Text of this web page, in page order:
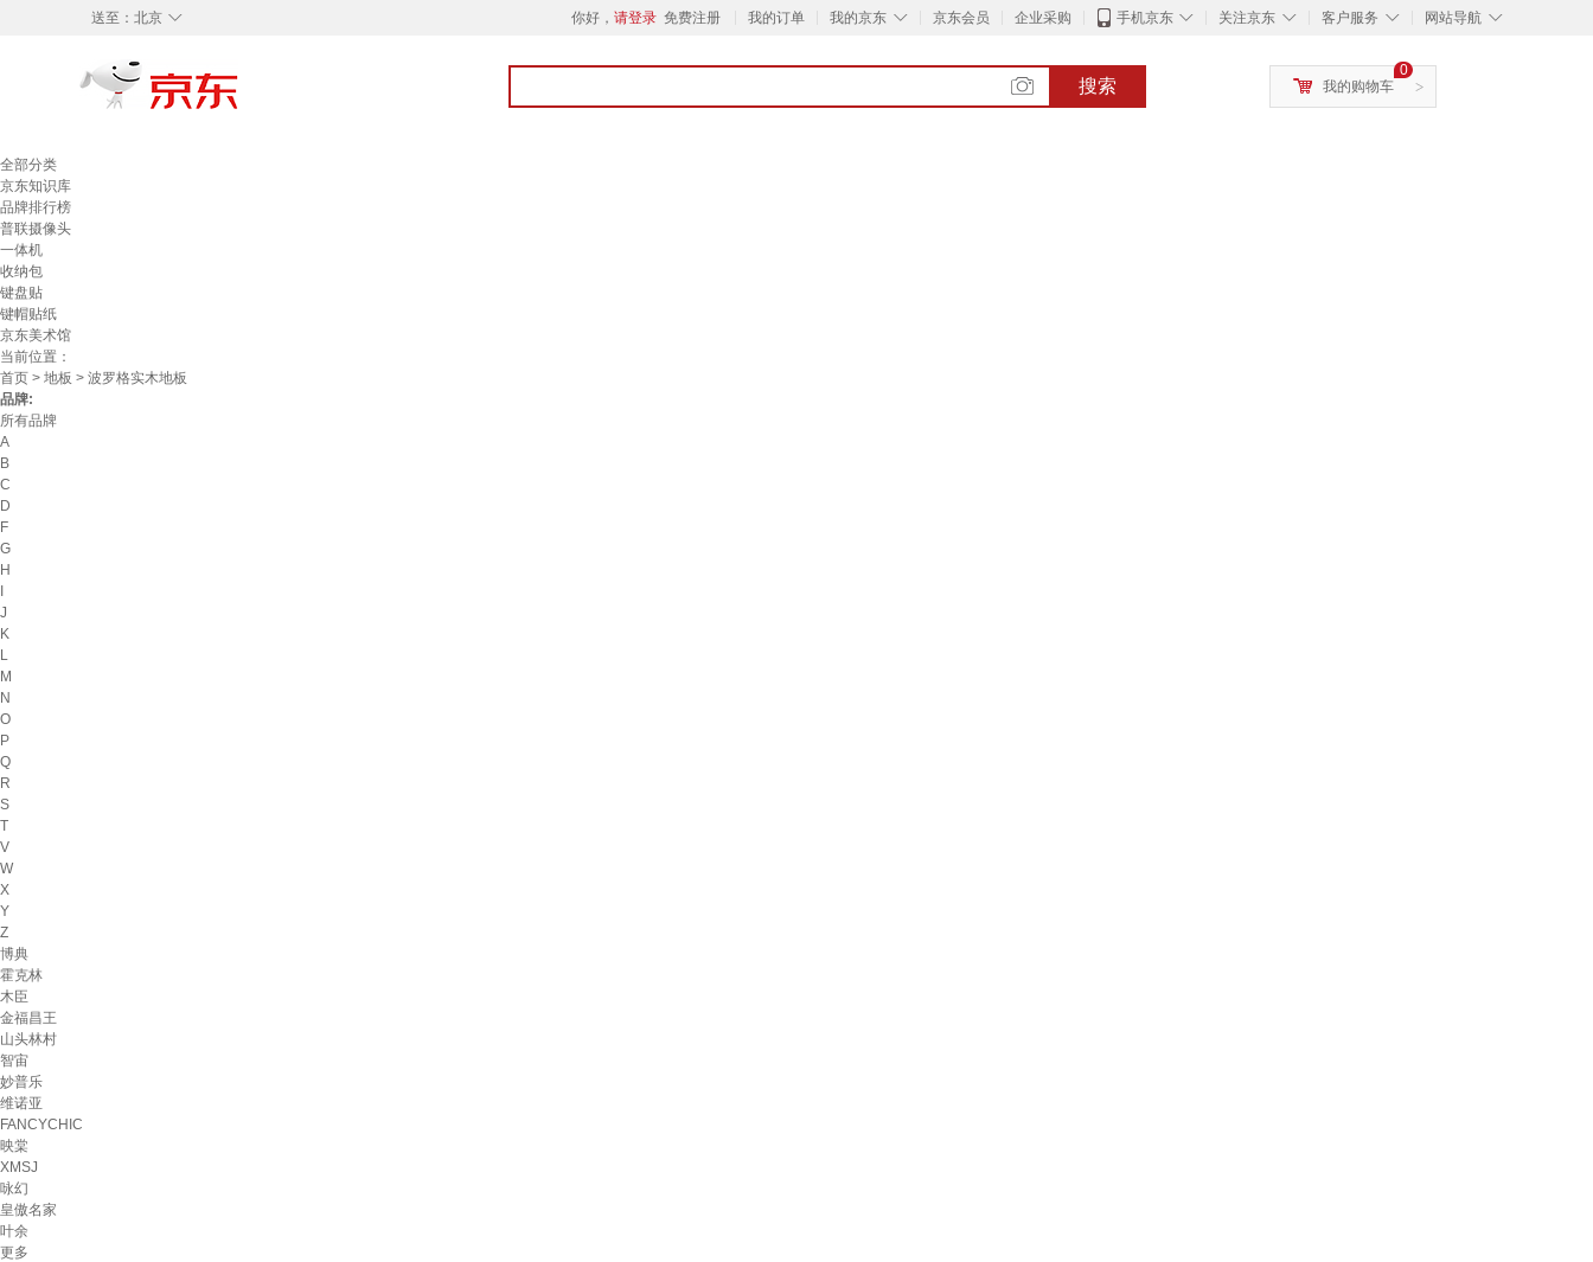
◇
送至： 北京 你好， 请登录 免费注册 我的订单 ◇
我的京东 京东会员 企业采购 ◇
手机京东 ◇
关注京东 ◇
客户服务 ◇
网站导航
搜索 >
0
我的购物车
全部分类
京东知识库
品牌排行榜
普联摄像头
一体机
收纳包
键盘贴
键帽贴纸
京东美术馆
当前位置：
首页 > 地板 > 波罗格实木地板
品牌:
所有品牌
A
B
C
D
F
G
H
J
K
L
M
N
O
P
Q
R
S
T
V
W
X
Y
Z
博典
霍克林
木臣
金福昌王
山头林村
智宙
妙普乐
维诺亚
FANCYCHIC
映棠
XMSJ
咏幻
皇傲名家
叶余
更多